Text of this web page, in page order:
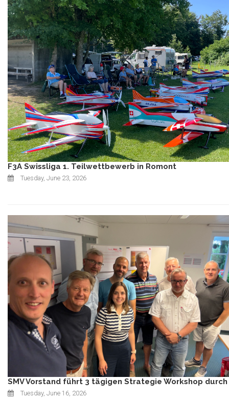
F3A Swissliga 1. Teilwettbewerb in Romont
Tuesday, June 23, 2026
SMV Vorstand führt 3 tägigen Strategie Workshop durch
Tuesday, June 16, 2026